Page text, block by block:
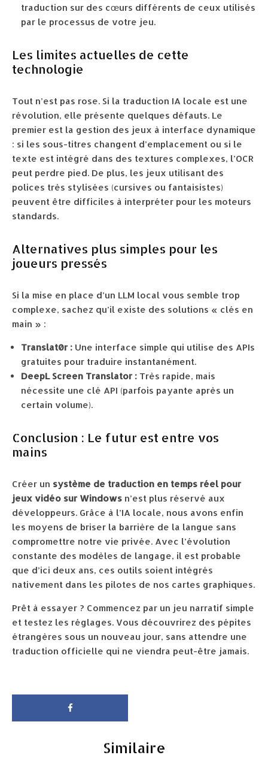
traduction sur des cœurs différents de ceux utilisés
par le processus de votre jeu.
Les limites actuelles de cette
technologie
Tout n’est pas rose. Si la traduction IA locale est une
révolution, elle présente quelques défauts. Le
premier est la gestion des jeux à interface dynamique
: si les sous-titres changent d’emplacement ou si le
texte est intégré dans des textures complexes, l’OCR
peut perdre pied. De plus, les jeux utilisant des
polices très stylisées (cursives ou fantaisistes)
peuvent être difficiles à interpréter pour les moteurs
standards.
Alternatives plus simples pour les
joueurs pressés
Si la mise en place d’un LLM local vous semble trop
complexe, sachez qu’il existe des solutions « clés en
main » :
Translat0r : Une interface simple qui utilise des APIs
gratuites pour traduire instantanément.
DeepL Screen Translator : Très rapide, mais
nécessite une clé API (parfois payante après un
certain volume).
Conclusion : Le futur est entre vos
mains
Créer un système de traduction en temps réel pour
jeux vidéo sur Windows n’est plus réservé aux
développeurs. Grâce à l’IA locale, nous avons enfin
les moyens de briser la barrière de la langue sans
compromettre notre vie privée. Avec l’évolution
constante des modèles de langage, il est probable
que d’ici deux ans, ces outils soient intégrés
nativement dans les pilotes de nos cartes graphiques.
Prêt à essayer ? Commencez par un jeu narratif simple
et testez les réglages. Vous découvrirez des pépites
étrangères sous un nouveau jour, sans attendre une
traduction officielle qui ne viendra peut-être jamais.
Similaire